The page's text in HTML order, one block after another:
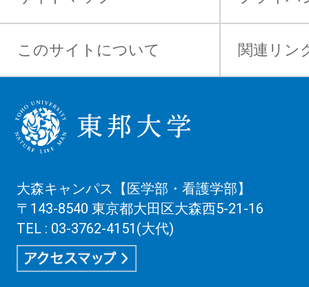
このサイトについて 関連リン
大森キャンパス【医学部・看護学部】
〒143-8540 東京都大田区大森西5-21-16
TEL : 03-3762-4151(大代)